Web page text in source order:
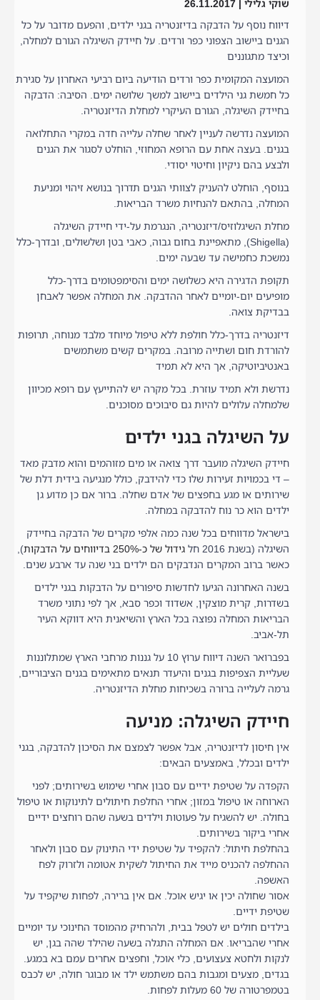
שוקי גלילי | 26.11.2017
דיווח נוסף על הדבקה בדיזנטריה בגני ילדים, והפעם מדובר על כל
הגנים ביישוב הצפוני כפר ורדים. על חיידק השיגלה הגורם למחלה,
וכיצד מתגוננים
המועצה המקומית כפר ורדים הודיעה ביום רביעי האחרון על סגירת
כל חמשת גני הילדים ביישוב למשך שלושה ימים. הסיבה: הדבקה
בחיידק השיגלה, הגורם העיקרי למחלת הדיזנטריה.
המועצה נדרשה לעניין לאחר שחלה עלייה חדה במקרי התחלואה
בגנים. בעצה אחת עם הרופא המחוזי, הוחלט לסגור את הגנים
ולבצע בהם ניקיון וחיטוי יסודי.
בנוסף, הוחלט להעניק לצוותי הגנים תדרוך בנושא זיהוי ומניעת
המחלה, בהתאם להנחיות משרד הבריאות.
מחלת השיגלוזיס/דיזנטריה, הנגרמת על-ידי חיידק השיגלה
(Shigella), מתאפיינת בחום גבוה, כאבי בטן ושלשולים, ובדרך-כלל
נמשכת כחמישה עד שבעה ימים.
תקופת הדגירה היא כשלושה ימים והסימפטומים בדרך-כלל
מופיעים יום-יומיים לאחר ההדבקה. את המחלה אפשר לאבחן
בבדיקת צואה.
דיזנטריה בדרך-כלל חולפת ללא טיפול מיוחד מלבד מנוחה, תרופות
להורדת חום ושתייה מרובה. במקרים קשים משתמשים
באנטיביוטיקה, אך היא לא תמיד
נדרשת ולא תמיד עוזרת. בכל מקרה יש להתייעץ עם רופא מכיוון
שלמחלה עלולים להיות גם סיבוכים מסוכנים.
על השיגלה בגני ילדים
חיידק השיגלה מועבר דרך צואה או מים מזוהמים והוא מדבק מאד
– די בכמויות זעירות שלו כדי להידבק, כולל מנגיעה בידית דלת של
שירותים או מגע בחפצים של אדם שחלה. ברור אם כן מדוע גן
ילדים הוא כר נוח להדבקה במחלה.
בישראל מדווחים בכל שנה כמה אלפי מקרים של הדבקה בחיידק
השיגלה (בשנת 2016 חל
גידול של כ-250% בדיווחים על הדבקות
),
כאשר ברוב המקרים הנדבקים הם ילדים בני שנה עד ארבע שנים.
בשנה האחרונה הגיעו לחדשות סיפורים על הדבקות בגני ילדים
בשדרות, קרית מוצקין, אשדוד וכפר סבא, אך לפי נתוני משרד
הבריאות המחלה נפוצה בכל הארץ והשיאנית היא דווקא העיר
תל-אביב.
בפברואר השנה דיווח ערוץ 10 על גננות מרחבי הארץ שמתלוננות
שעליית הצפיפות בגנים והיעדר תנאים מתאימים בגנים הציבוריים,
גרמה לעלייה ברורה בשכיחות מחלת הדיזנטריה.
חיידק השיגלה: מניעה
אין חיסון לדיזנטריה, אבל אפשר לצמצם את הסיכון להדבקה, בגני
ילדים ובכלל, באמצעים הבאים:
הקפדה על שטיפת ידיים עם סבון אחרי שימוש בשירותים; לפני
הארוחה או טיפול במזון; אחרי החלפת חיתולים לתינוקות או טיפול
בחולה. יש להשגיח על פעוטות וילדים בשעה שהם רוחצים ידיים
אחרי ביקור בשירותים.
בהחלפת חיתול: להקפיד על שטיפת ידי התינוק עם סבון ולאחר
ההחלפה להכניס מייד את החיתול לשקית אטומה ולזרוק לפח
האשפה.
אסור שחולה יכין או יגיש אוכל. אם אין ברירה, לפחות שיקפיד על
שטיפת ידיים.
בילדים חולים יש לטפל בבית, ולהרחיק מהמוסד החינוכי עד יומיים
אחרי שהבריאו. אם המחלה התגלה בשעה שהילד שהה בגן, יש
לנקות ולחטא צעצועים, כלי אוכל, וחפצים אחרים עמם בא במגע.
בגדים, מצעים ומגבות בהם משתמש ילד או מבוגר חולה, יש לכבס
בטמפרטורה של 60 מעלות לפחות.